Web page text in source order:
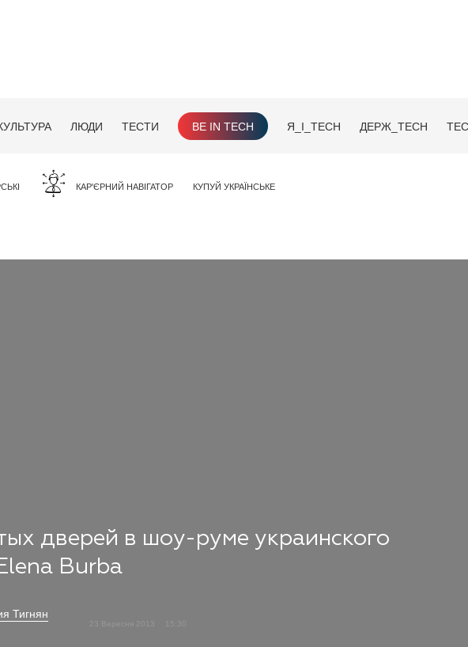
ЛЮДИ ТЕСТИ BE IN TECH Я_І_TECH ДЕРЖ_TECH
КАР'ЄРНИЙ НАВІГАТОР КУПУЙ УКРАЇНСЬКЕ
дверей в шоу-руме украинского
Burba
Тигнян
23 Вересня 2013